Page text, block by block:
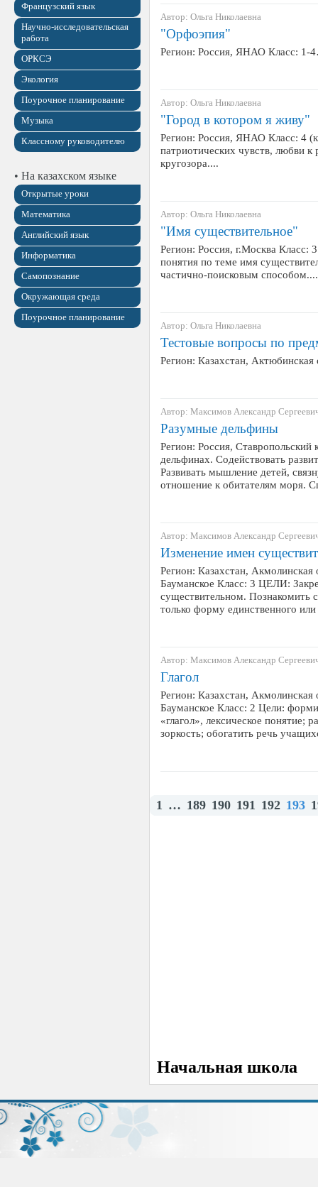
Французский язык
Научно-исследовательская
работа
ОРКСЭ
Экология
Поурочное планирование
Музыка
Классному руководителю
• На казахском языке
Открытые уроки
Математика
Английский язык
Информатика
Самопознание
Окружающая среда
Поурочное планирование
Автор: Ольга Николаевна
"Орфоэпия"
Регион: Россия, ЯНАО Класс: 1-
Автор: Ольга Николаевна
"Город в котором я живу"
Регион: Россия, ЯНАО Класс: 4
патриотических чувств, любви
кругозора....
Автор: Ольга Николаевна
"Имя существительное"
Регион: Россия, г.Москва Класс:
понятия по теме имя
частично-поисковым способом....
Автор: Ольга Николаевна
Тестовые вопросы по
Регион: Казахстан,
Автор: Максимов Александр
Разумные дельфины
Регион: Россия,
дельфинах. Содействовать
Развивать мышление детей,
отношение к обитателям моря.
Автор: Максимов Александр
Изменение имен
Регион: Казахстан, Акмолинская
Бауманское Класс: 3 ЦЕЛИ:
существительном. Познакомить
только форму единственного
Автор: Максимов Александр
Глагол
Регион: Казахстан, Акмолинская
Бауманское Класс: 2 Цели:
«глагол», лексическое понятие;
зоркость; обогатить речь
1 … 189 190 191 192 193
Начальная школа